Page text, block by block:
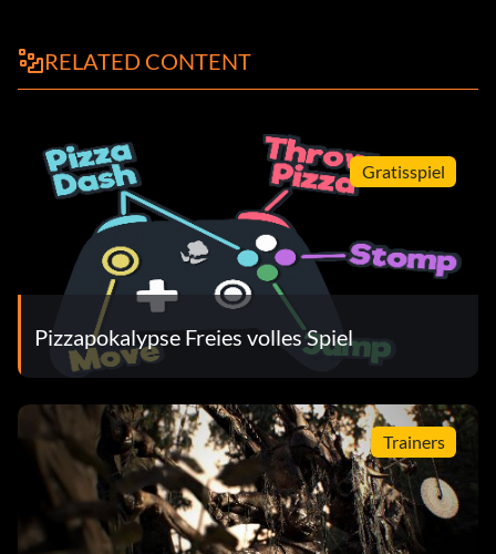
RELATED CONTENT
Gratisspiel
Pizzapokalypse Freies volles Spiel
Trainers